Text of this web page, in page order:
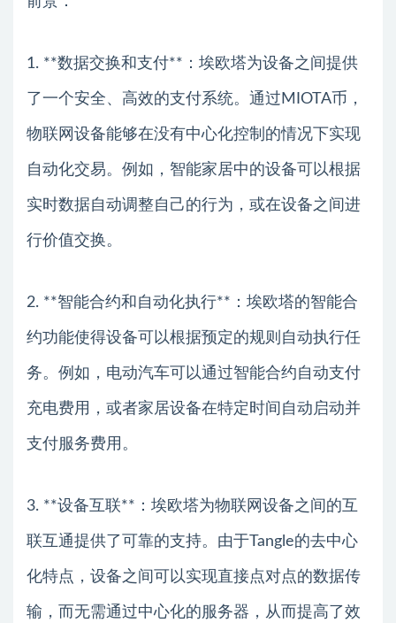
1. **数据交换和支付**：埃欧塔为设备之间提供
了一个安全、高效的支付系统。通过MIOTA币，
物联网设备能够在没有中心化控制的情况下实现
自动化交易。例如，智能家居中的设备可以根据
实时数据自动调整自己的行为，或在设备之间进
行价值交换。
2. **智能合约和自动化执行**：埃欧塔的智能合
约功能使得设备可以根据预定的规则自动执行任
务。例如，电动汽车可以通过智能合约自动支付
充电费用，或者家居设备在特定时间自动启动并
支付服务费用。
3. **设备互联**：埃欧塔为物联网设备之间的互
联互通提供了可靠的支持。由于Tangle的去中心
化特点，设备之间可以实现直接点对点的数据传
输，而无需通过中心化的服务器，从而提高了效